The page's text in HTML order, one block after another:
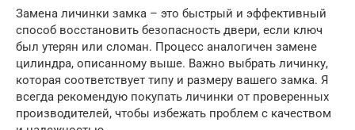
Замена личинки замка – это быстрый и эффективный
способ восстановить безопасность двери, если ключ
был утерян или сломан. Процесс аналогичен замене
цилиндра, описанному выше. Важно выбрать личинку,
которая соответствует типу и размеру вашего замка. Я
всегда рекомендую покупать личинки от проверенных
производителей, чтобы избежать проблем с качеством